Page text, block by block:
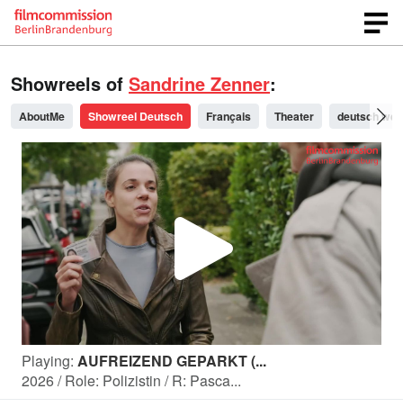
Showreels of Sandrine Zenner:
AboutMe Showreel Deutsch Français Theater deutsch
P
l
Playing: AUFREIZEND GEPARKT (...
2026 / Role: Polizistin / R: Pasca...